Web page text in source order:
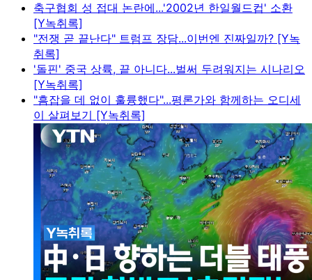
축구협회 성 접대 논란에...'2002년 한일월드컵' 소환
[Y녹취록]
"전쟁 곧 끝난다" 트럼프 장담...이번엔 진짜일까? [Y녹
취록]
'돌핀' 중국 상륙, 끝 아니다...벌써 두려워지는 시나리오
[Y녹취록]
"흠잡을 데 없이 훌륭했다"...평론가와 함께하는 오디세
이 살펴보기 [Y녹취록]